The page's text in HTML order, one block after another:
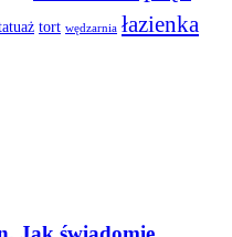
tort wędzarnia łazienka